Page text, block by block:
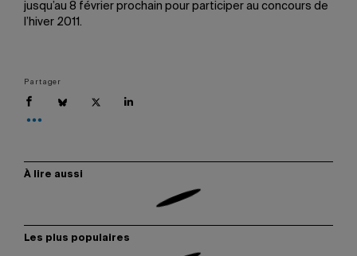
jusqu’au 8 février prochain pour participer au concours de
l’hiver 2011.
Partager
À lire aussi
Les plus populaires